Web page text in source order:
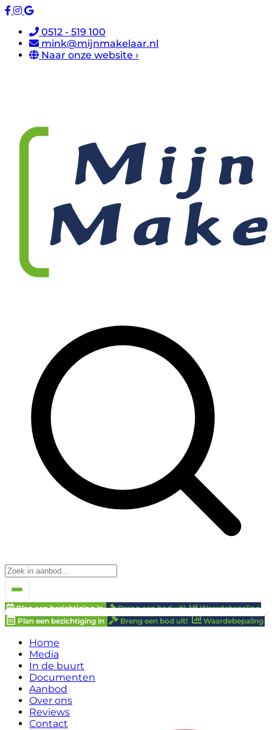
0512 - 519 100
mink@mijnmakelaar.nl
Naar onze website ›
Plan een bezichtiging in Breng een bod uit!
Waardebepaling
Plan een bezichtiging in
Breng een bod uit! Waardebepaling
Home
Media
In de buurt
Documenten
Aanbod
Over ons
Reviews
Contact